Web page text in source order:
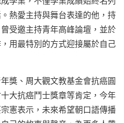
熱愛主持與舞台表達的他，持
受邀主持青年高峰論壇，並於
用最特別的方式迎接屬於自己
獎、周大觀文教基金會抗癌圓
大抗癌鬥士獎章等肯定，今年
憲表示，未來希望朝口語傳播